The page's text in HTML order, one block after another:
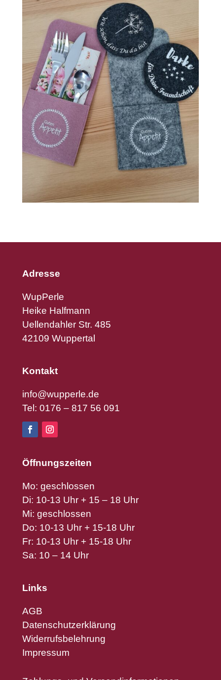
Adresse
WupPerle
Heike Halfmann
Uellendahler Str. 485
42109 Wuppertal
Kontakt
info@wupperle.de
Tel: 0176 – 817 56 091
Öffnungszeiten
Mo: geschlossen
Di: 10-13 Uhr + 15 – 18 Uhr
Mi: geschlossen
Do: 10-13 Uhr + 15-18 Uhr
Fr: 10-13 Uhr + 15-18 Uhr
Sa: 10 – 14 Uhr
Links
AGB
Datenschutzerklärung
Widerrufsbelehrung
Impressum